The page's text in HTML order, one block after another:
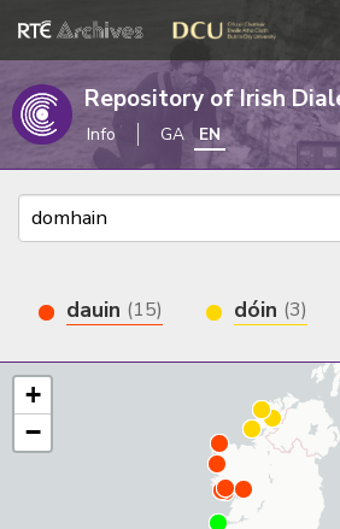
Repository of Irish
Info GA EN
dauin (15) dóin (3)
+
−